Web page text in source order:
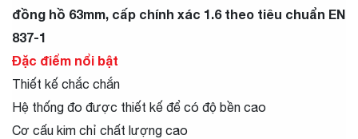
đồng hồ 63mm, cấp chính xác 1.6 theo tiêu chuẩn EN
837-1
Đặc điểm nổi bật
Thiết kế chắc chắn
Hệ thống đo được thiết kế để có độ bền cao
Cơ cấu kim chỉ chất lượng cao